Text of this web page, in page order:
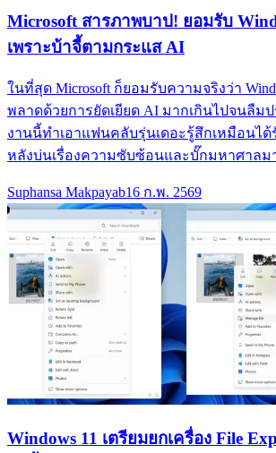
Microsoft สารภาพบาป! ยอมรับ
เพราะบ้าจี้ตามกระแส AI
ในที่สุด Microsoft ก็ยอมรับความจริงว่า
พลาดด้วยการยัดเยียด AI มากเกินไปจนลืม
งานนี้ทำเอาแฟนคลับรุ่นเดอะรู้สึกเหมือนไ
หลังบ่นเรื่องความซับซ้อนและบั๊กมหาศาลม
Suphansa Makpayab16 ก.พ. 2569
Windows 11 เตรียมยกเครื่อง File